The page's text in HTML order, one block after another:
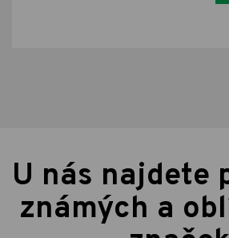
U nás najdete
známých a